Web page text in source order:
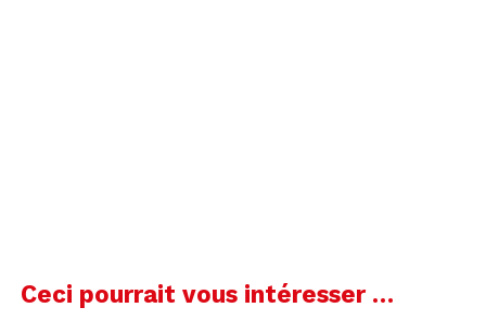
Ceci pourrait vous intéresser …